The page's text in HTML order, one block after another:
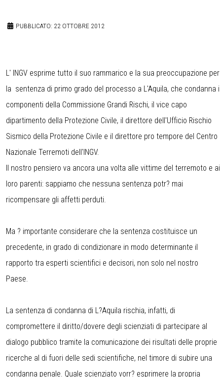
PUBBLICATO: 22 OTTOBRE 2012
L' INGV esprime tutto il suo rammarico e la sua preoccupazione per
la sentenza di primo grado del processo a L'Aquila, che condanna i
componenti della Commissione Grandi Rischi, il vice capo
dipartimento della Protezione Civile, il direttore dell'Ufficio Rischio
Sismico della Protezione Civile e il direttore pro tempore del Centro
Nazionale Terremoti dell'INGV.
Il nostro pensiero va ancora una volta alle vittime del terremoto e ai
loro parenti: sappiamo che nessuna sentenza potr? mai
ricompensare gli affetti perduti.
Ma ? importante considerare che la sentenza costituisce un
precedente, in grado di condizionare in modo determinante il
rapporto tra esperti scientifici e decisori, non solo nel nostro
Paese.
La sentenza di condanna di L?Aquila rischia, infatti, di
compromettere il diritto/dovere degli scienziati di partecipare al
dialogo pubblico tramite la comunicazione dei risultati delle proprie
ricerche al di fuori delle sedi scientifiche, nel timore di subire una
condanna penale. Quale scienziato vorr? esprimere la propria